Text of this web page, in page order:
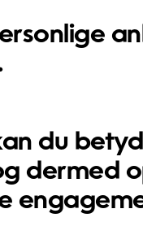
du
dermed